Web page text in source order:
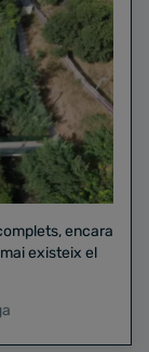
encara
existeix el